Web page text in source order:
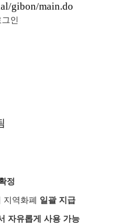
gibon/main.do
인
정
지역화폐 일괄 지급
자유롭게 사용 가능